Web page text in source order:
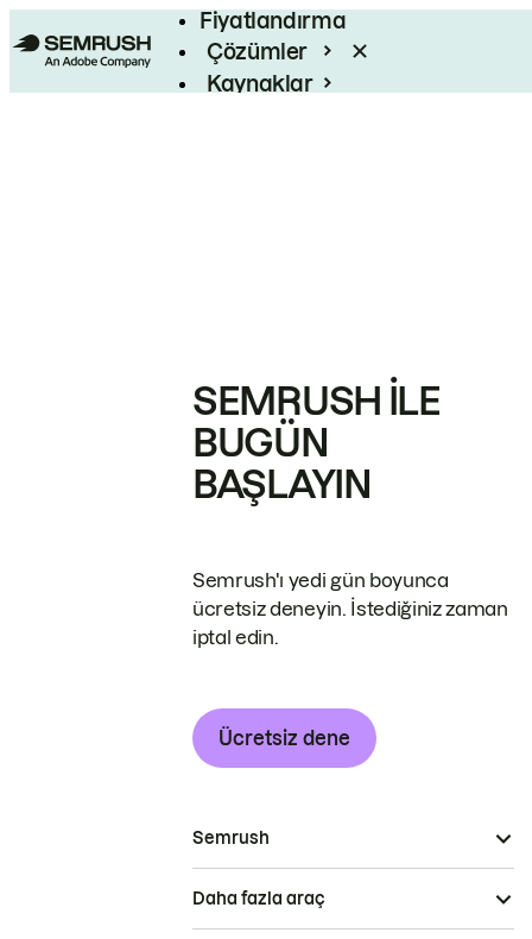
Fiyatlandırma
Çözümler
Kaynaklar
SEMRUSH ILE
BUGÜN
BAŞLAYIN
Semrush'ı yedi gün boyunca
ücretsiz deneyin. İstediğiniz zaman
iptal edin.
Ücretsiz dene
Semrush
Daha fazla araç